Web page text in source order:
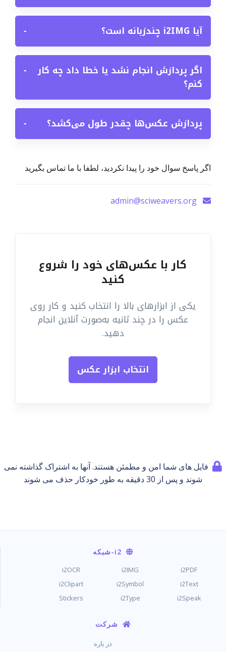
آیا i2IMG چندزبانه است؟ −
اگر پردازش انجام نشد یا خطا داد چه کار
کنم؟
−
پردازش عکس‌ها چقدر طول می‌کشد؟ −
اگر پاسخ سوال خود را پیدا نکردید، لطفا با ما تماس بگیرید
admin@sciweavers.org
کار با عکس‌های خود را شروع
کنید
یکی از ابزارهای بالا را انتخاب کنید و کار روی
عکس را در چند ثانیه به‌صورت آنلاین انجام
دهید.
انتخاب ابزار عکس
فایل های شما امن و مطمئن هستند. آنها به اشتراک گذاشته نمی
شوند و پس از 30 دقیقه به طور خودکار حذف می شوند
i2-شبکه
i2PDF
i2IMG
i2OCR
i2Text
i2Symbol
i2Clipart
i2Speak
i2Type
Stickers
شرکت
در باره